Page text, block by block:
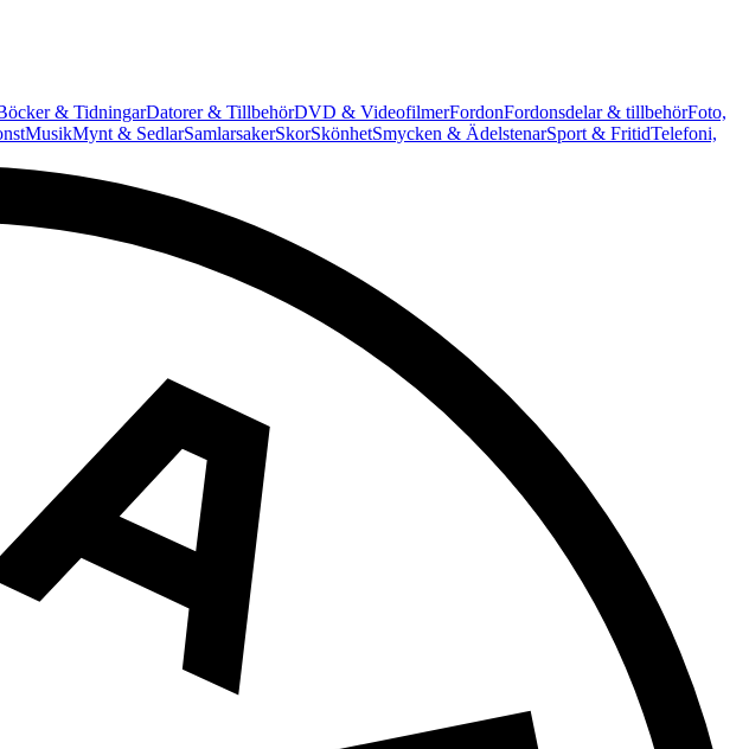
& TidningarDatorer & TillbehörDVD & VideofilmerFordonFordonsdelar & tillbehörFoto,
MusikMynt & SedlarSamlarsakerSkorSkönhetSmycken & ÄdelstenarSport & FritidTelefoni,